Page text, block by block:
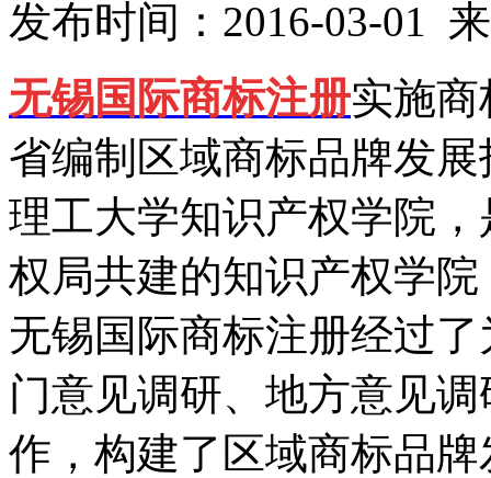
发布时间：2016-03-01
无锡国际商标注册实施
省编制区域商标品牌发
理工大学知识产权学院
权局共建的知识产权学
无锡国际商标注册经过
门意见调研、地方意见
作，构建了区域商标品